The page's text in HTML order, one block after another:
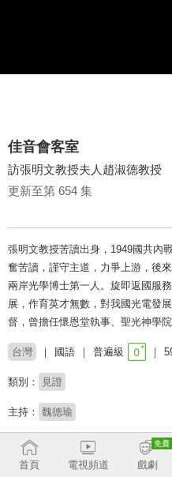
佳音會客室
訪張明文教授夫人趙淑德教授
更新至第 654 集
張明文教授苦讀出身，1949國共內
奮苦讀，謹守主道，力爭上游，後
兩岸光學博士第一人。旋即返國服
展，作育英才無數，對我國光電發
督，曾擔任懷恩堂執事、聖光神學院
台灣 國語 普遍級
類別： 見證
主持： 魏德瑜
收
首頁
電視頻道 戲劇